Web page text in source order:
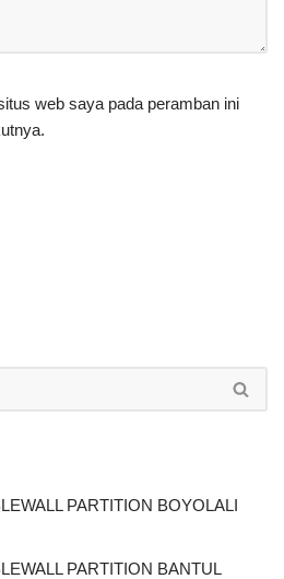
web saya pada peramban ini
PARTITION BOYOLALI
PARTITION BANTUL